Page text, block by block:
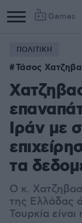
Games
ΠΟΛΙΤΙΚΗ
Τάσος
Ιράν με
τα
Ο κ.
της Ελλάδας
Τουρκία